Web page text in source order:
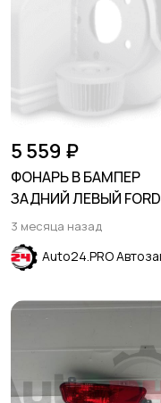
5 559 ₽
ФОНАРЬ В БАМПЕР
ЗАДНИЙ ЛЕВЫЙ FORD
ESCAPE 2020-
3 месяца назад